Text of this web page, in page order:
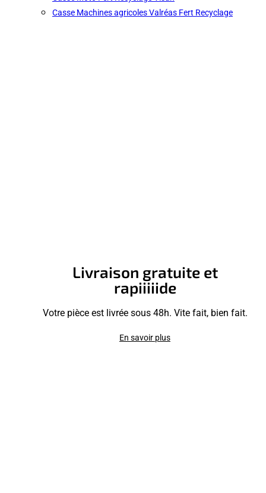
Casse Machines agricoles Valréas Fert Recyclage
Livraison gratuite et
rapiiiiide
Votre pièce est livrée sous 48h. Vite fait, bien fait.
En savoir plus